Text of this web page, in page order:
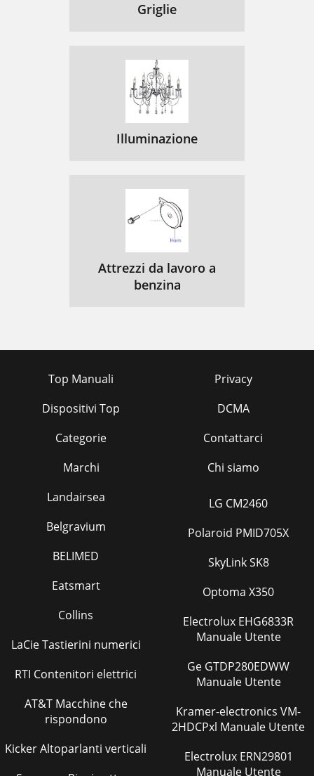
Griglie
Illuminazione
Attrezzi da lavoro a
benzina
Top Manuali
Dispositivi Top
Categorie
Marchi
Privacy
DCMA
Contattarci
Chi siamo
Landairsea
Belgravium
BELIMED
Eatsmart
Collins
LaCie Tastierini numerici
RTI Contenitori elettrici
AT&T Macchine che
rispondono
Kicker Altoparlanti verticali
LG CM2460
Polaroid PMID705X
SkyLink SK8
Optoma X350
Electrolux EHG6833R
Manuale Utente
Ge GTDP280EDWW
Manuale Utente
Kramer-electronics VM-
2HDCPxl Manuale Utente
Electrolux ERN29801
Manuale Utente